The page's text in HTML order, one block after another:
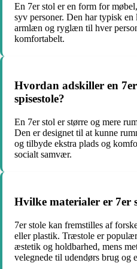
En 7er stol er en form for
syv personer. Den har typisk
armlæn og ryglæn til hver
komfortabelt.
Hvordan adskiller en
spisestole?
En 7er stol er større og mere
Den er designet til at kunne
og tilbyde ekstra plads og
socialt samvær.
Hvilke materialer er 7er
7er stole kan fremstilles af
eller plastik. Træstole er
æstetik og holdbarhed, mens
velegnede til udendørs brug og